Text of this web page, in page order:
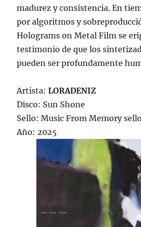
madurez y consistencia. En
por algoritmos y
Holograms on Metal Film se
testimonio de que los
pueden ser profundamente
Artista:LORADENIZ
Disco: Sun Shone
Sello: Music From Memory
Año: 2025